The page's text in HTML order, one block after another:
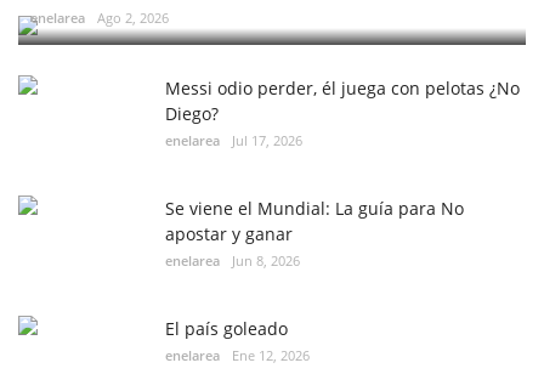
enelarea Ago 2, 2026
Messi odio perder, él juega con pelotas ¿No
Diego?
enelarea Jul 17, 2026
Se viene el Mundial: La guía para No
apostar y ganar
enelarea Jun 8, 2026
El país goleado
enelarea Ene 12, 2026